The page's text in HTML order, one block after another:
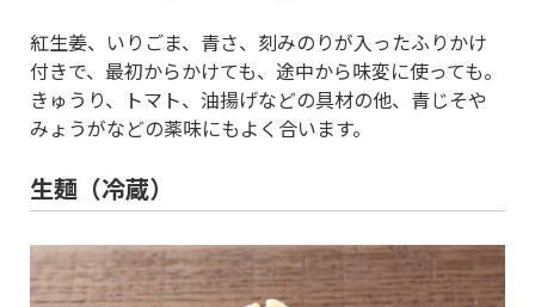
紅生姜、いりごま、青さ、刻みのりが入ったふりかけ
付きで、最初からかけても、途中から味変に使っても。
きゅうり、トマト、油揚げなどの具材の他、青じそや
みょうがなどの薬味にもよく合います。
生麺（冷蔵）